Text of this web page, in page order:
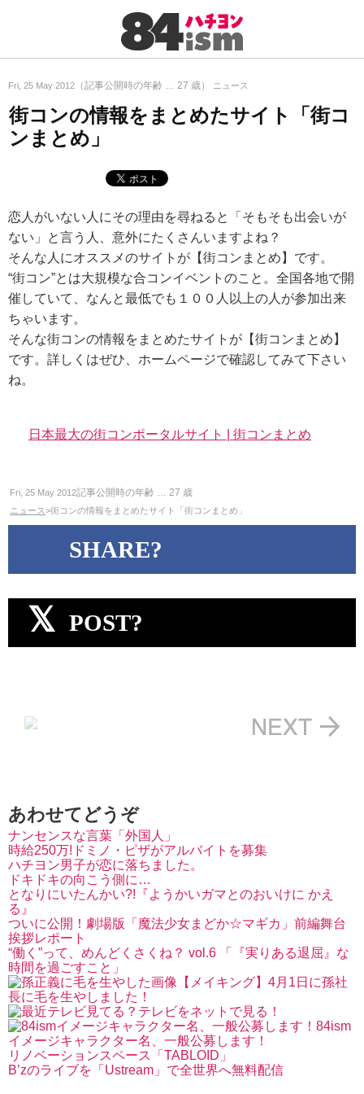
Fri, 25 May 2012 （記事公開時の年齢 … 27 歳） ニュース
街コンの情報をまとめたサイト「街コ
ンまとめ」
恋人がいない人にその理由を尋ねると「そもそも出会いが
ない」と言う人、意外にたくさんいますよね？
そんな人にオススメのサイトが【街コンまとめ】です。
“街コン”とは大規模な合コンイベントのこと。全国各地で開
催していて、なんと最低でも１００人以上の人が参加出来
ちゃいます。
そんな街コンの情報をまとめたサイトが【街コンまとめ】
です。詳しくはぜひ、ホームページで確認してみて下さい
ね。
日本最大の街コンポータルサイト | 街コンまとめ
Fri, 25 May 2012記事公開時の年齢 … 27 歳
ニュース>街コンの情報をまとめたサイト「街コンまとめ」
SHARE?
POST?
あわせてどうぞ
ナンセンスな言葉「外国人」
時給250万!ドミノ・ピザがアルバイトを募集
ハチヨン男子が恋に落ちました。
ドキドキの向こう側に…
となりにいたんかい?!『ようかいガマとのおいけに かえ
る』
ついに公開！劇場版「魔法少女まどか☆マギカ」前編舞台
挨拶レポート
“働く”って、めんどくさくね？ vol.6 「『実りある退屈』な
時間を過ごすこと」
【メイキング】4月1日に孫社
長に毛を生やしました！
テレビをネットで見る！
84ism
イメージキャラクター名、一般公募します！
リノベーションスペース「TABLOID」
B’zのライブを「Ustream」で全世界へ無料配信